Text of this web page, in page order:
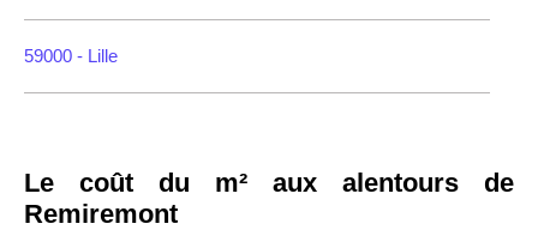
59000 - Lille
75018 -
Le coût du m² aux alentours de
Remiremont